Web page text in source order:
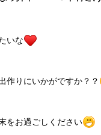
いな
作りにいかがですか？？
をお過ごしください